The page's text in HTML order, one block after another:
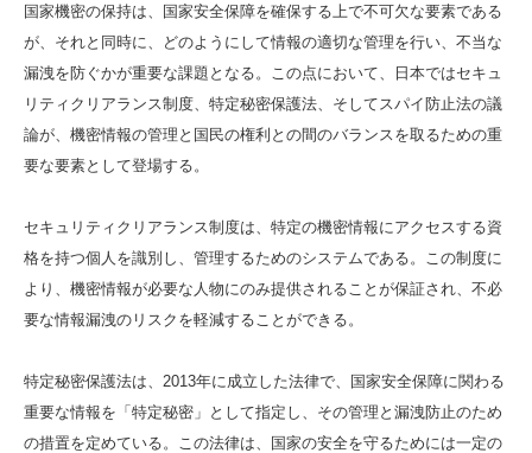
国家機密の保持は、国家安全保障を確保する上で不可欠な要素である
が、それと同時に、どのようにして情報の適切な管理を行い、不当な
漏洩を防ぐかが重要な課題となる。この点において、日本ではセキュ
リティクリアランス制度、特定秘密保護法、そしてスパイ防止法の議
論が、機密情報の管理と国民の権利との間のバランスを取るための重
要な要素として登場する。
セキュリティクリアランス制度は、特定の機密情報にアクセスする資
格を持つ個人を識別し、管理するためのシステムである。この制度に
より、機密情報が必要な人物にのみ提供されることが保証され、不必
要な情報漏洩のリスクを軽減することができる。
特定秘密保護法は、2013年に成立した法律で、国家安全保障に関わる
重要な情報を「特定秘密」として指定し、その管理と漏洩防止のため
の措置を定めている。この法律は、国家の安全を守るためには一定の